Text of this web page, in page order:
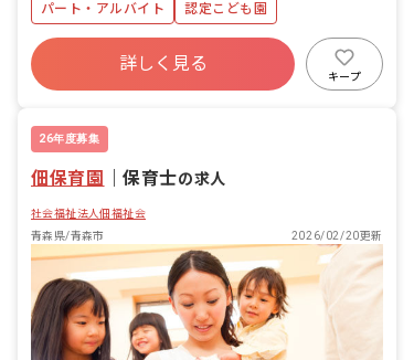
パート・アルバイト 認定こども園
詳しく見る
キープ
26年度募集
佃保育園 ｜保育士の求人
社会福祉法人佃福祉会
青森県/青森市
2026/02/20更新